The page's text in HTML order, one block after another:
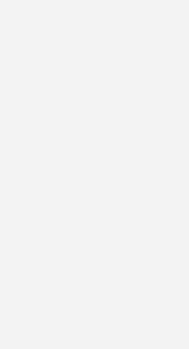
dass
sind, sowohl
als Einzelkämpfer.
bereits 1977 als
gegründet und umfasst
durch eine
Mitarbeiter die
zu erreichen, bzw.